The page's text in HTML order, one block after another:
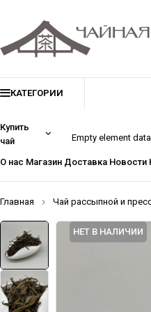
КАТЕГОРИИ
Купить
чай
Empty element
О нас Магазин Доставка Новости
Главная Чай рассыпной и
НЕТ В НАЛИЧИИ